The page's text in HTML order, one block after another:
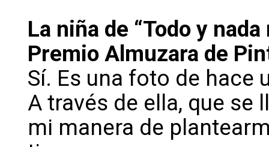
La niña de “Todo y
Premio Almuzara de
Sí. Es una foto de hace
A través de ella, que se
mi manera de